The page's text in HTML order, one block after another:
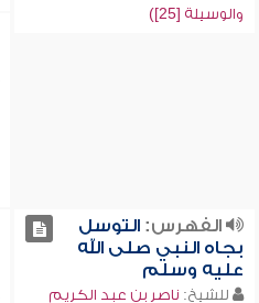
والوسيلة [25])
الفهرس:التوسل
بجاه النبي صلى الله
عليه وسلم
للشيخ: ناصر بن عبد الكريم